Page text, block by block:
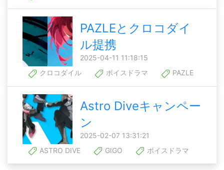
PAZLEとクロコダイ
ル提携
2025-04-11 11:18:15
クロコダイル
ボイスドラマ PAZLE
Astro Diveキャンペー
ン
2025-02-07 13:31:21
ASTRO DIVE
GIGO ボイスドラマ